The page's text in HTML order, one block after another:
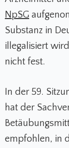
NpSG
Substanz in
illegalisiert
nicht fest.
In der 59.
hat der
empfohlen, in